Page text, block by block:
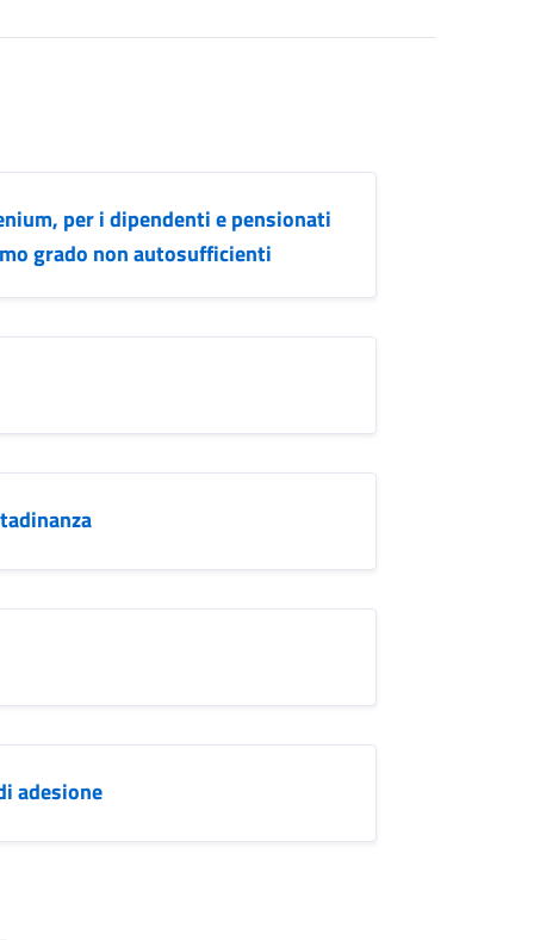
per i dipendenti e pensionati
grado non autosufficienti
adesione